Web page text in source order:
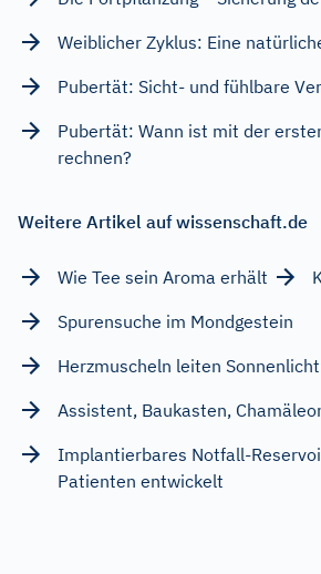
Weiblicher Zyklus: Eine
Pubertät: Sicht- und fühlbare
Pubertät: Wann ist mit der
rechnen?
Weitere Artikel auf wissenschaft.de
Wie Tee sein Aroma erhält
Spurensuche im Mondgestein
Herzmuscheln leiten
Assistent, Baukasten,
Implantierbares Notfall-
Patienten entwickelt